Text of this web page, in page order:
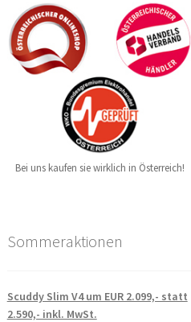
Bei uns kaufen sie wirklich in Österreich!
Sommeraktionen
Scuddy Slim V4 um EUR 2.099,- statt
2.590,- inkl. MwSt.